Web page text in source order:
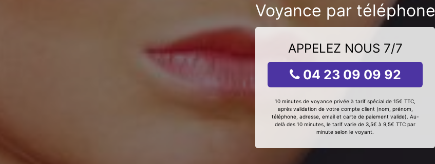
Voyance par téléphone
APPELEZ NOUS 7/7
04 23 09 09 92
10 minutes de voyance privée à tarif spécial de 15€ TTC,
après validation de votre compte client (nom, prénom,
téléphone, adresse, email et carte de paiement valide). Au-
delà des 10 minutes, le tarif varie de 3,5€ à 9,5€ TTC par
minute selon le voyant.